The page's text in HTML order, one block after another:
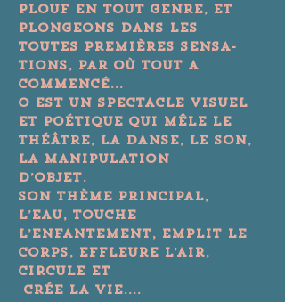
plouf en tout genre, et
plongeons dans les
toutes premières sensa-
tions, par où tout a
commencé...
O est un spectacle visuel
et poétique qui mêle le
théâtre, la danse, le son,
la manipulation
d’objet.
Son thème principal,
l’eau, touche
l’enfantement, emplit le
corps, effleure l’air,
circule et